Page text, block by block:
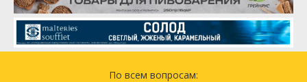
По всем вопросам: